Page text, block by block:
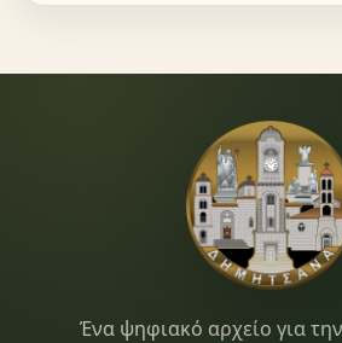
Dimitsana.gr
Ένα ψηφιακό αρχείο για